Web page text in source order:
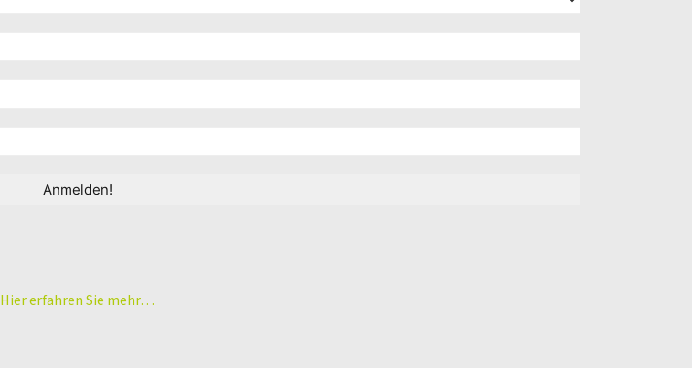
Hier erfahren Sie mehr…